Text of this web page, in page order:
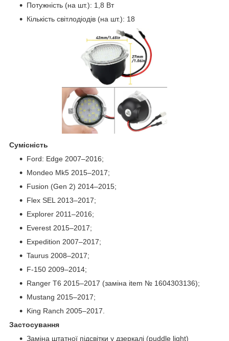
Потужність (на шт.): 1,8 Вт
Кількість світлодіодів (на шт.): 18
Сумісність
Ford: Edge 2007–2016;
Mondeo Mk5 2015–2017;
Fusion (Gen 2) 2014–2015;
Flex SEL 2013–2017;
Explorer 2011–2016;
Everest 2015–2017;
Expedition 2007–2017;
Taurus 2008–2017;
F-150 2009–2014;
Ranger T6 2015–2017 (заміна item № 1604303136);
Mustang 2015–2017;
King Ranch 2005–2017.
Застосування
Заміна штатної підсвітки у дзеркалі (puddle light)